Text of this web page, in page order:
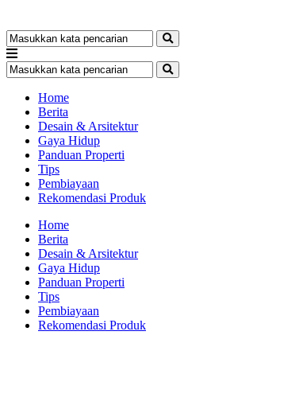
Home
Berita
Desain & Arsitektur
Gaya Hidup
Panduan Properti
Tips
Pembiayaan
Rekomendasi Produk
Home
Berita
Desain & Arsitektur
Gaya Hidup
Panduan Properti
Tips
Pembiayaan
Rekomendasi Produk